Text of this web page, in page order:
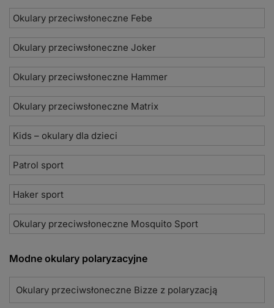
Okulary przeciwsłoneczne Febe
Okulary przeciwsłoneczne Joker
Okulary przeciwsłoneczne Hammer
Okulary przeciwsłoneczne Matrix
Kids – okulary dla dzieci
Patrol sport
Haker sport
Okulary przeciwsłoneczne Mosquito Sport
Modne okulary polaryzacyjne
Okulary przeciwsłoneczne Bizze z polaryzacją